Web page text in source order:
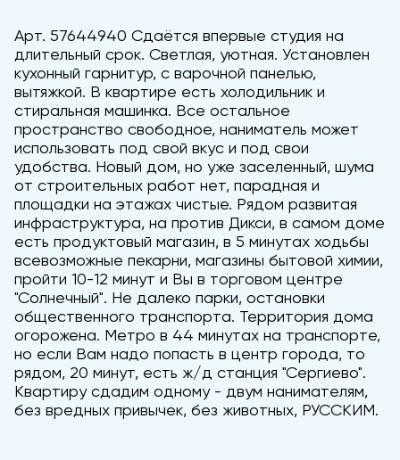
Арт. 57644940 Сдаётся впервые студия на
длительный срок. Светлая, уютная. Установлен
кухонный гарнитур, с варочной панелью,
вытяжкой. В квартире есть холодильник и
стиральная машинка. Все остальное
пространство свободное, наниматель может
использовать под свой вкус и под свои
удобства. Новый дом, но уже заселенный, шума
от строительных работ нет, парадная и
площадки на этажах чистые. Рядом развитая
инфраструктура, на против Дикси, в самом доме
есть продуктовый магазин, в 5 минутах ходьбы
всевозможные пекарни, магазины бытовой химии,
пройти 10-12 минут и Вы в торговом центре
"Солнечный". Не далеко парки, остановки
общественного транспорта. Территория дома
огорожена. Метро в 44 минутах на транспорте,
но если Вам надо попасть в центр города, то
рядом, 20 минут, есть ж/д станция "Сергиево".
Квартиру сдадим одному - двум нанимателям,
без вредных привычек, без животных, РУССКИМ.